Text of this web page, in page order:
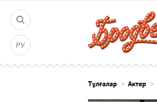
РУ
Тұлғалар Актер